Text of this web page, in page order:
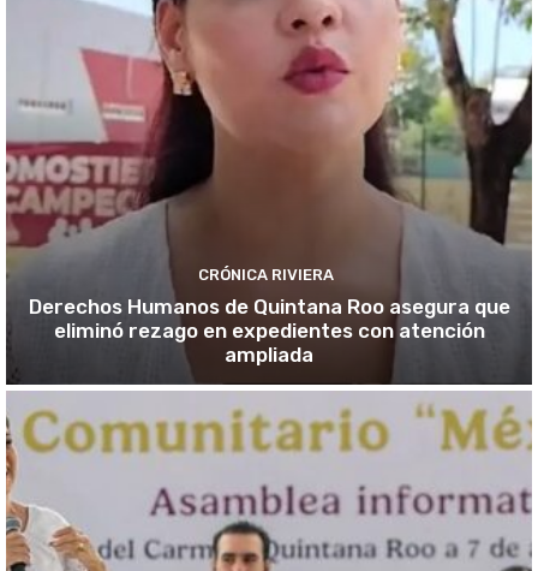
CRÓNICA RIVIERA
Derechos Humanos de Quintana Roo asegura que
eliminó rezago en expedientes con atención
ampliada